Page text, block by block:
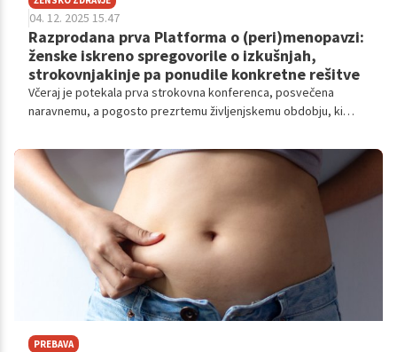
04. 12. 2025 15.47
Razprodana prva Platforma o (peri)menopavzi:
ženske iskreno spregovorile o izkušnjah,
strokovnjakinje pa ponudile konkretne rešitve
Včeraj je potekala prva strokovna konferenca, posvečena
naravnemu, a pogosto prezrtemu življenjskemu obdobju, ki
sposobnost žensk.
PREBAVA